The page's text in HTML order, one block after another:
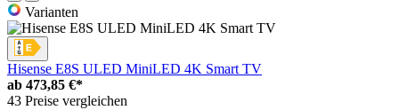
Varianten
Hisense E8S ULED MiniLED 4K Smart TV
ab 473,85 €*
43 Preise vergleichen